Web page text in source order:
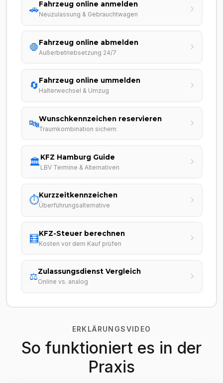
🚗Fahrzeug online anmelden
Neuzulassung & Gebrauchtwagen
🛑Fahrzeug online abmelden
Außerbetriebsetzung 24/7
🔄Fahrzeug online ummelden
Halterwechsel & Umzug
🔤Wunschkennzeichen reservieren
Traumkombination sichern
🏛️KFZ Hamburg Guide
LBV Termine & Alternativen
⏱️Kurzzeitkennzeichen
Überführungsalternative
🧮KFZ-Steuer berechnen
Kosten vor dem Kauf prüfen
⚖️Zulassungsdienst Vergleich
Online vs. analog
ERKLÄRUNGSVIDEO
So funktioniert es in der
Praxis